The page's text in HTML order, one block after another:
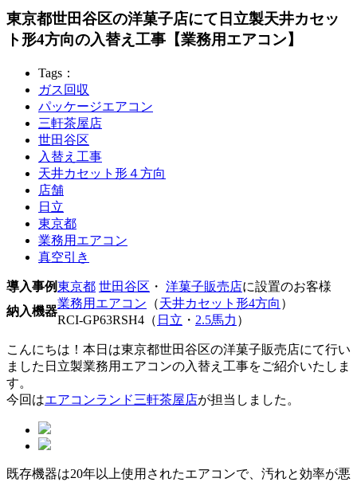
東京都世田谷区の洋菓子店にて日立製天井カセッ
ト形4方向の入替え工事【業務用エアコン】
Tags：
ガス回収
パッケージエアコン
三軒茶屋店
世田谷区
入替え工事
天井カセット形４方向
店舗
日立
東京都
業務用エアコン
真空引き
導入事例東京都 世田谷区 ・ 洋菓子販売店に設置のお客様
納入機器
業務用エアコン （天井カセット形4方向 ）
RCI-GP63RSH4（ 日立 ・ 2.5馬力 ）
こんにちは！本日は東京都世田谷区の洋菓子販売店にて行い
ました日立製業務用エアコンの入替え工事をご紹介いたしま
す。
今回はエアコンランド三軒茶屋店が担当しました。
既存機器は20年以上使用されたエアコンで、汚れと効率が悪